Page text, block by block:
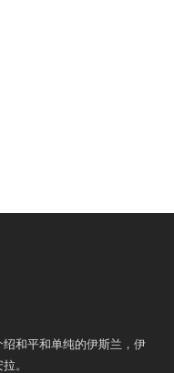
和平和单纯的伊斯兰，伊
。